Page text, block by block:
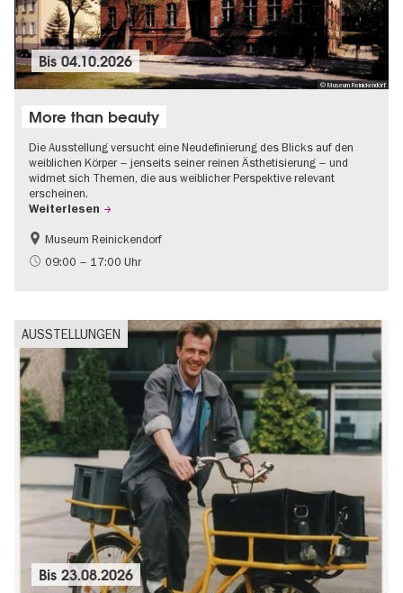
© Museum Reinickendorf
Bis04.10.2026
More than beauty
Die Ausstellung versucht eine Neudefinierung des Blicks auf den
weiblichen Körper – jenseits seiner reinen Ästhetisierung – und
widmet sich Themen, die aus weiblicher Perspektive relevant
erscheinen.
Weiterlesen
Gratis
Zeitgenössische Kunst
Museum Reinickendorf
09:00 – 17:00 Uhr
AUSSTELLUNGEN
Bis23.08.2026